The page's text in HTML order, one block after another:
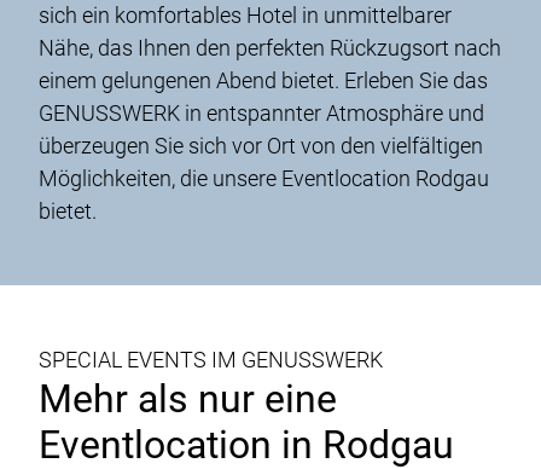
sich ein komfortables Hotel in unmittelbarer
Nähe, das Ihnen den perfekten Rückzugsort nach
einem gelungenen Abend bietet. Erleben Sie das
GENUSSWERK in entspannter Atmosphäre und
überzeugen Sie sich vor Ort von den vielfältigen
Möglichkeiten, die unsere Eventlocation Rodgau
bietet.
SPECIAL EVENTS IM GENUSSWERK
Mehr als nur eine
Eventlocation in Rodgau